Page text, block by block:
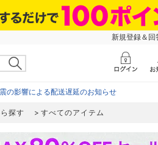
新規登録＆
の影響による配送遅延のお知らせ
探す すべてのアイテム